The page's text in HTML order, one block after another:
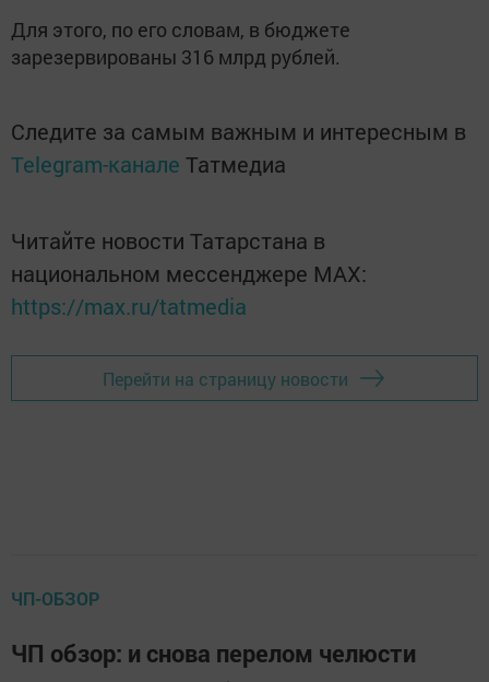
Для этого, по его словам, в бюджете
зарезервированы 316 млрд рублей.
Следите за самым важным и интересным в
Telegram-канале Татмедиа
Читайте новости Татарстана в
национальном мессенджере MАХ:
https://max.ru/tatmedia
Перейти на страницу новости
ЧП-ОБЗОР
ЧП обзор: и снова перелом челюсти